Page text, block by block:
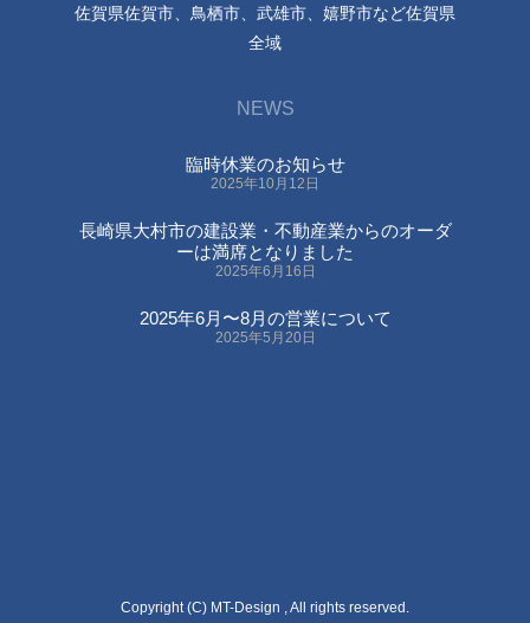
佐賀県佐賀市、鳥栖市、武雄市、嬉野市など佐賀県
全域
NEWS
臨時休業のお知らせ
2025年10月12日
長崎県大村市の建設業・不動産業からのオーダ
ーは満席となりました
2025年6月16日
2025年6月〜8月の営業について
2025年5月20日
Copyright (C) MT-Design , All rights reserved.